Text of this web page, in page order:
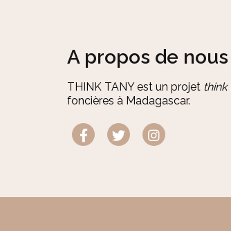
A propos de nous
THINK TANY est un projet think
foncières à Madagascar.